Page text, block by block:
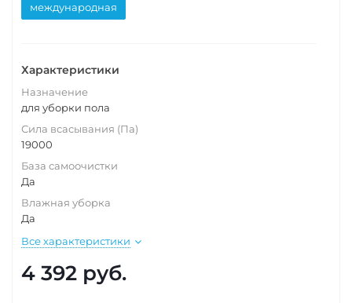
международная
Характеристики
Назначение
для уборки пола
Сила всасывания (Па)
19000
База самоочистки
Да
Влажная уборка
Да
Все характеристики
4 392 руб.